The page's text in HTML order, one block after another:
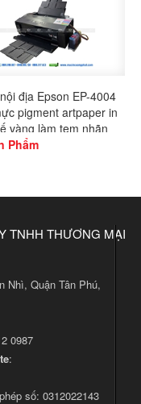
địa Epson EP-4004
pigment artpaper in
vàng làm tem nhãn
Phẩm
TNHH THƯƠNG MẠI
Nhì, Quận Tân Phú,
0987
:
số: 0312022143